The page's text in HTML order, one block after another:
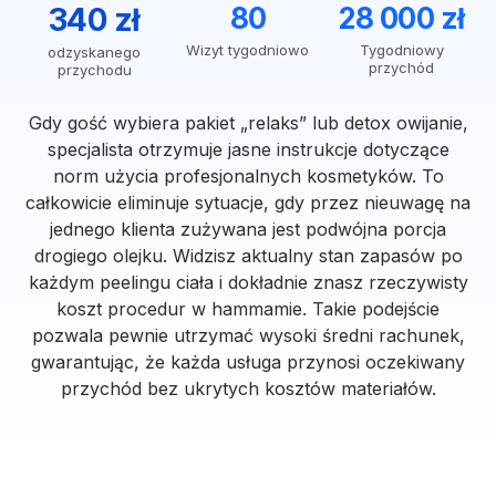
340 zł
odzyskanego
przychodu
80
Wizyt tygodniowo
28 000 zł
Tygodniowy
przychód
Gdy gość wybiera pakiet „relaks” lub detox owijanie,
specjalista otrzymuje jasne instrukcje dotyczące
norm użycia profesjonalnych kosmetyków. To
całkowicie eliminuje sytuacje, gdy przez nieuwagę na
jednego klienta zużywana jest podwójna porcja
drogiego olejku. Widzisz aktualny stan zapasów po
każdym peelingu ciała i dokładnie znasz rzeczywisty
koszt procedur w hammamie. Takie podejście
pozwala pewnie utrzymać wysoki średni rachunek,
gwarantując, że każda usługa przynosi oczekiwany
przychód bez ukrytych kosztów materiałów.